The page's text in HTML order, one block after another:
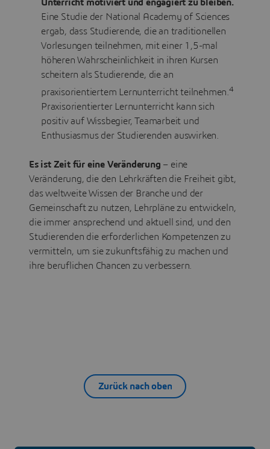
Unterricht motiviert und engagiert zu bleiben.
Eine Studie der National Academy of Sciences
ergab, dass Studierende, die an traditionellen
Vorlesungen teilnehmen, mit einer 1,5-mal
höheren Wahrscheinlichkeit in ihren Kursen
scheitern als Studierende, die an
praxisorientiertem Lernunterricht teilnehmen.4
Praxisorientierter Lernunterricht kann sich
positiv auf Wissbegier, Teamarbeit und
Enthusiasmus der Studierenden auswirken.
Es ist Zeit für eine Veränderung – eine
Veränderung, die den Lehrkräften die Freiheit gibt,
das weltweite Wissen der Branche und der
Gemeinschaft zu nutzen, Lehrpläne zu entwickeln,
die immer ansprechend und aktuell sind, und den
Studierenden die erforderlichen Kompetenzen zu
vermitteln, um sie zukunftsfähig zu machen und
ihre beruflichen Chancen zu verbessern.
Zurück nach oben